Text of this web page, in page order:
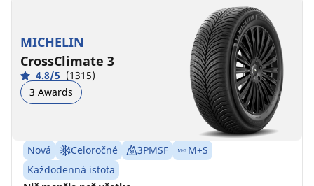
MICHELIN
CrossClimate 3
4.8/5 (1315)
3 Awards
Nová Celoročné 3PMSF
M+S
Každodenná istota